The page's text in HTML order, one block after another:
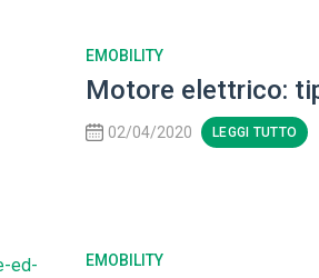
EMOBILITY
Motore elettrico:
02/04/2020 LEGGI TUTTO
EMOBILITY